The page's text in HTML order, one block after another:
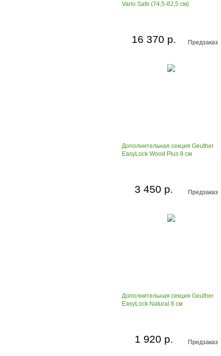
Vario Safe (74,5-82,5 см)
Предзаказ
16 370 р.
Дополнительная секция Geuther
EasyLock Wood Plus 8 см
Предзаказ
3 450 р.
Дополнительная секция Geuther
EasyLock Natural 8 см
Предзаказ
1 920 р.